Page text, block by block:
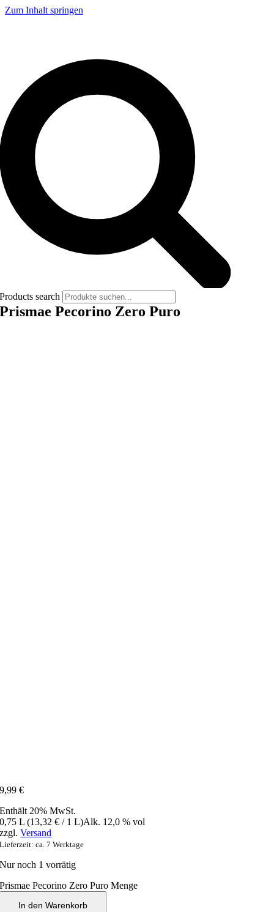
Zum Inhalt springen
Products search
Prismae Pecorino Zero Puro
9,99€
Enthält 20% MwSt.
0,75 L (13,32€ / 1 L)Alk. 12,0 % vol
zzgl.Versand
Lieferzeit: ca. 7 Werktage
Nur noch 1 vorrätig
Prismae Pecorino Zero Puro Menge
In den Warenkorb